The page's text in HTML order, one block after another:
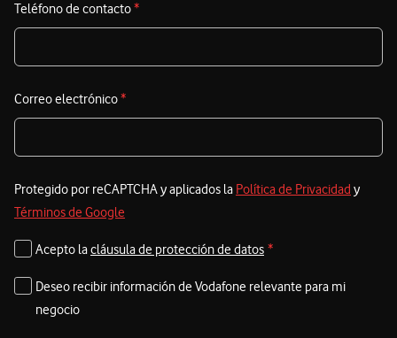
Teléfono de contacto*
Correo electrónico*
Protegido por reCAPTCHA y aplicados la Política de Privacidad y
Términos de Google
Acepto lacláusula de protección de datos *
Deseo recibir información de Vodafone relevante para mi
negocio